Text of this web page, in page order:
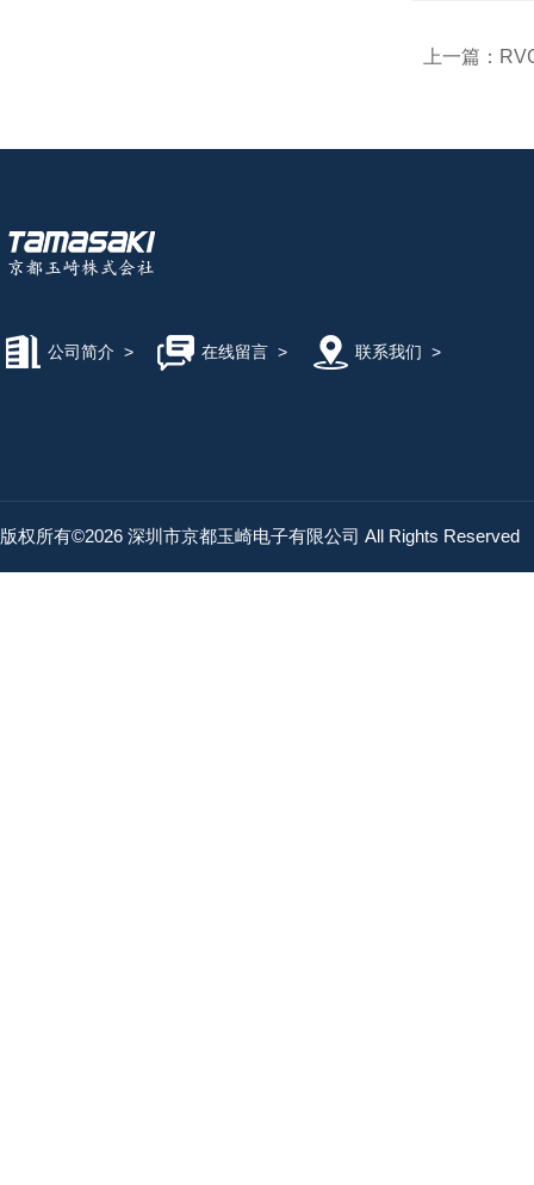
上一篇：
公司简介 > 在线留言> 联系我们 >
版权所有©2026 深圳市京都玉崎电子有限公司 All Rights Reserved